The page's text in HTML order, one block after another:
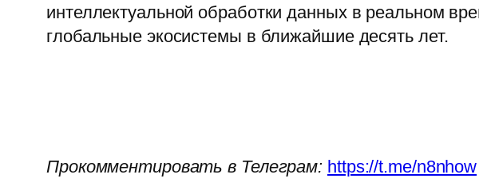
интеллектуальной обработки данных в реальном
глобальные экосистемы в ближайшие десять лет.
Прокомментировать в Телеграм: https://t.me/n8nhow